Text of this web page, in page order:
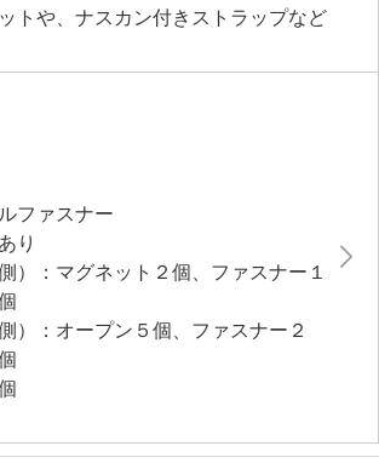
トや、ナスカン付きストラップなど
需品の取り出しもスムーズ。クッシ
めのファスナーポケットは、タブレ
り異なる）やＢ５サイズのノートの
トマー）素材を使用した滑り止め加
り、肩からのずれ落ちを軽減しま
に対応するサイズです。ミニバッグ
ほどこされており、ちょっとした小
ファスナー
り
）：マグネット２個、ファスナー１
）：オープン５個、ファスナー２
ラップ